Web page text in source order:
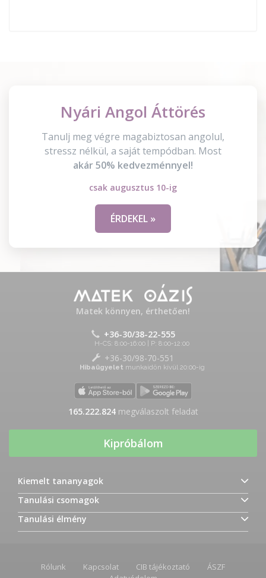
Nyári Angol Áttörés
Tanulj meg végre magabiztosan angolul,
stressz nélkül, a saját tempódban. Most
akár 50% kedvezménnyel!
csak augusztus 10-ig
ÉRDEKEL »
Matek könnyen, érthetően!
+36-30/38-22-555
H-CS: 8:00-16:00 | P: 8:00-12:00
+36-30/98-70-551
Hibaügyelet munkaidőn kívül 20:00-ig
165.222.824megválaszolt feladat
Kipróbálom
Kiemelt tananyagok
Tanulási csomagok
Tanulási élmény
Rólunk Kapcsolat CIB tájékoztató
ÁSZF